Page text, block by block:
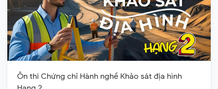
Ôn thi Chứng chỉ Hành nghề Khảo sát địa hình